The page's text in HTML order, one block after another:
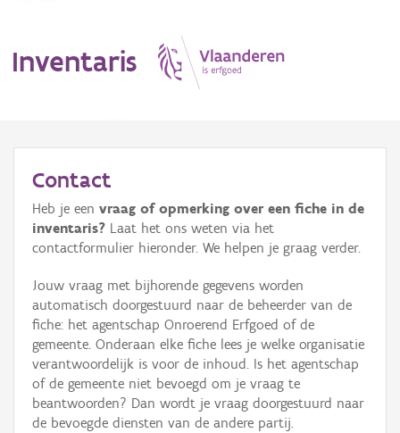
Inventaris
Erfgoedobject
Aanduidingsobject
Waarneming
Thema
Gebeurtenis
Persoon of collectief
Contact
Heb je een vraag of opmerking over een fiche in de
inventaris? Laat het ons weten via het
contactformulier hieronder. We helpen je graag verder.
Jouw vraag met bijhorende gegevens worden
automatisch doorgestuurd naar de beheerder van de
fiche: het agentschap Onroerend Erfgoed of de
gemeente. Onderaan elke fiche lees je welke organisatie
verantwoordelijk is voor de inhoud. Is het agentschap
of de gemeente niet bevoegd om je vraag te
beantwoorden? Dan wordt je vraag doorgestuurd naar
de bevoegde diensten van de andere partij.